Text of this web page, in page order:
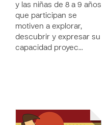
y las niñas de 8 a 9 años
que participan se
motiven a explorar,
descubrir y expresar su
capacidad proyec…